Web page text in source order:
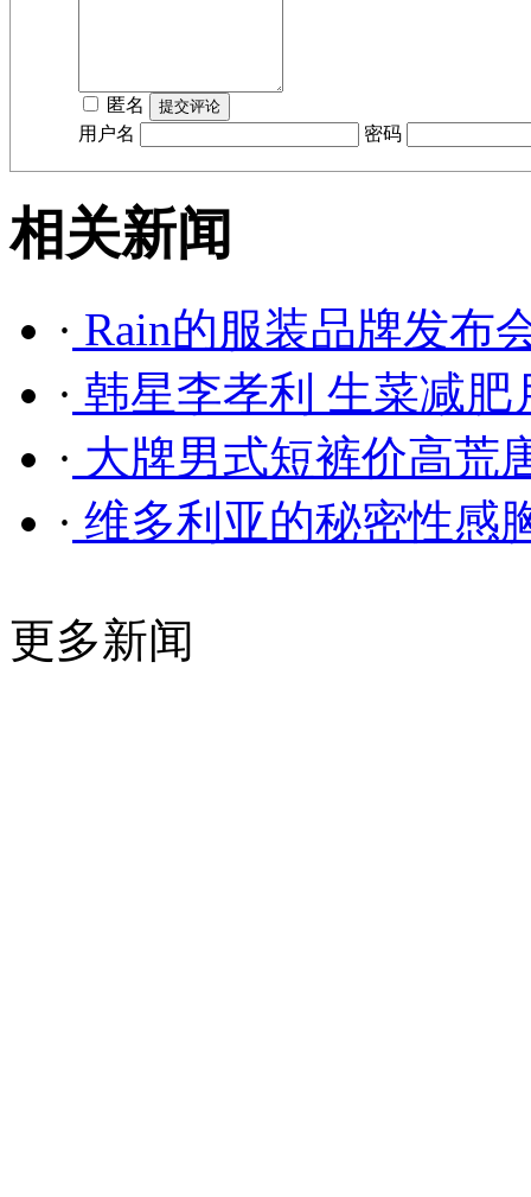
匿名
用户名
密码
相关新闻
· Rain的服装品牌发布
· 韩星李孝利 生菜减肥
· 大牌男式短裤价高荒
· 维多利亚的秘密性感
更多新闻